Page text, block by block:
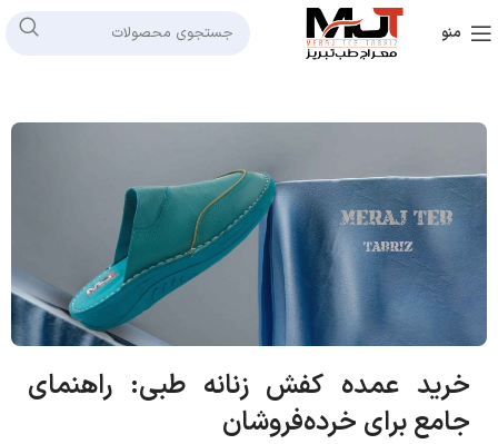
منو
خرید عمده کفش زنانه طبی: راهنمای
جامع برای خرده‌فروشان